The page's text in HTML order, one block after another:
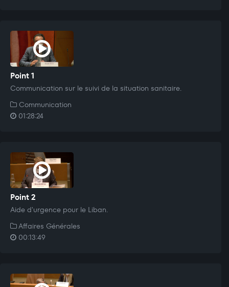
Point 1
Communication sur le suivi de la situation sanitaire.
Communication
01:28:24
Point 2
Aide d'urgence pour le Liban.
Affaires Générales
00:13:49